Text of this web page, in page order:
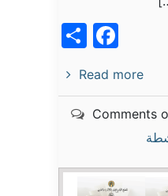
Read more
Comments